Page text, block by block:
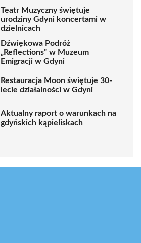
Teatr Muzyczny świętuje
urodziny Gdyni koncertami w
dzielnicach
Dźwiękowa Podróż
„Reflections” w Muzeum
Emigracji w Gdyni
Restauracja Moon świętuje 30-
lecie działalności w Gdyni
Aktualny raport o warunkach na
gdyńskich kąpieliskach